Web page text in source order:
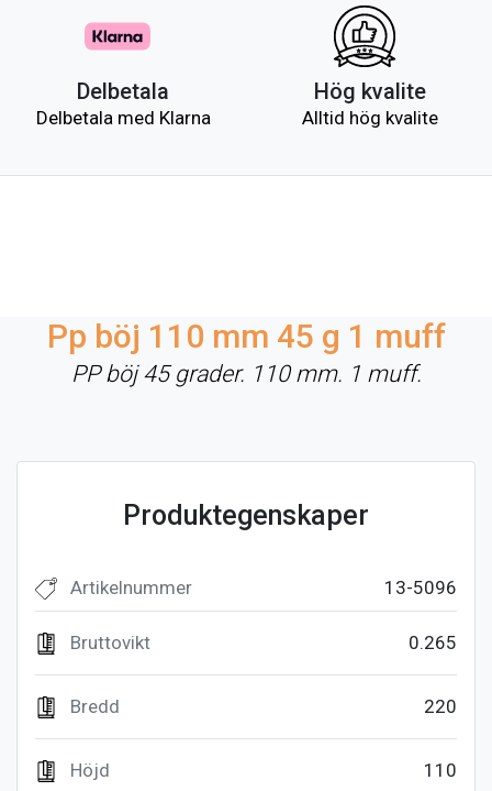
Delbetala
Delbetala med Klarna
Hög kvalite
Alltid hög kvalite
Pp böj 110 mm 45 g 1 muff
PP böj 45 grader. 110 mm. 1 muff.
Produktegenskaper
13-5096
Artikelnummer
0.265
Bruttovikt
220
Bredd
110
Höjd